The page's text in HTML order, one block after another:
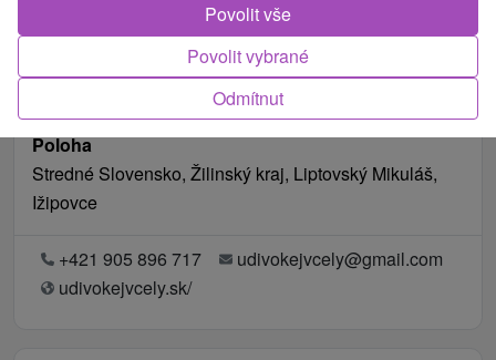
Poloha
Stredné Slovensko, Žilinský kraj, Liptovský Mikuláš,
Ižipovce
+421 905 896 717
udivokejvcely@gmail.com
udivokejvcely.sk/
Odmítnut
Povolit vybrané
Povolit vše